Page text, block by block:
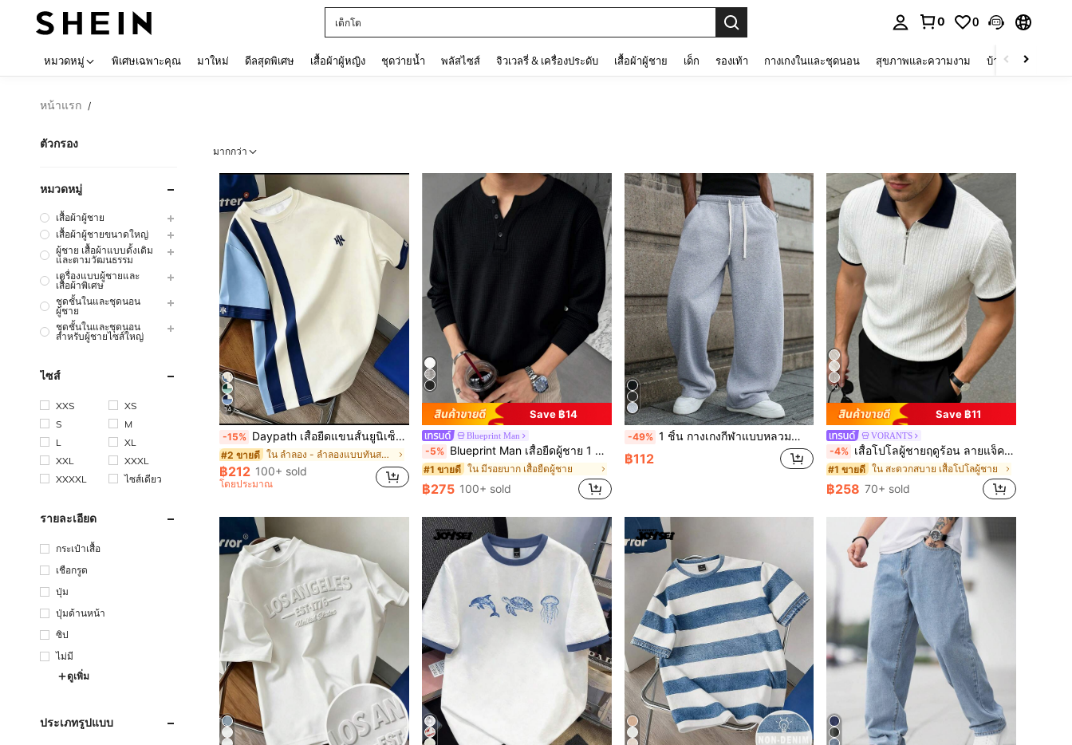
เด็กโต
0 0
หมวดหมู่ พิเศษเฉพาะคุณ มาใหม่ ดีลสุดพิเศษ เสื้อผ้าผู้หญิง ชุดว่ายน้ำ พลัสไซส์ จิวเวลรี่ & เครื่องประดับ เสื้อผ้าผู้ชาย เด็ก รองเท้า กางเกงในและชุดนอน สุขภาพและความงาม บ้านและที่อยู่อาศัย
หน้าแรก /
ตัวกรอง
หมวดหมู่
เสื้อผ้าผู้ชาย
เสื้อผ้าผู้ชายขนาดใหญ่
ผู้ชาย เสื้อผ้าแบบดั้งเดิม
และตามวัฒนธรรม
เครื่องแบบผู้ชายและ
เสื้อผ้าพิเศษ
ชุดชั้นในและชุดนอน
ผู้ชาย
ชุดชั้นในและชุดนอน
สำหรับผู้ชายไซส์ใหญ่
ไซส์
XXS
XS
S
M
L
XL
XXL
XXXL
XXXXL
ไซส์เดียว
รายละเอียด
กระเป๋าเสื้อ
เชือกรูด
ปุ่ม
ปุ่มด้านหน้า
ซิป
ไม่มี
ดูเพิ่ม
ประเภทรูปแบบ
มากกว่า
14
-15% Daypath เสื้อยืดแขนสั้นยูนิเซ็กซ์สไตล์ลำลอง สีบล็อก โลโก้ตัว H คอกลม สไตล์สปอร์ตอเนกประสงค์ สำหรับวันหยุด
#2 ขายดี ใน ลำลอง - ลำลองแบบทันสมัย เสื้อผู้ชาย
฿212 100+ sold
โดยประมาณ
Save ฿14
Blueprint Man
-5% Blueprint Man เสื้อยืดผู้ชาย 1 ชิ้น คอเฮนลีย์ ผ้าถักลายวาฟเฟิล คอวีเล็ก ทรงหลวม บาง ระบายอากาศได้ดี ใส่สบาย มีกระดุม สไตล์ Old Money ทรงยุโรป ไซส์ใหญ่กว่าปกติ กรุณาเลือกไซส์เล็กลงเพื่อให้พอดีขึ้น
#1 ขายดี ใน มีรอยบาก เสื้อยืดผู้ชาย
฿275 100+ sold
-49% 1 ชิ้น กางเกงกีฬาแบบหลวมสำหรับผู้ชาย ดีไซน์สีพื้นเรียบง่าย ขากว้าง เอวเชือกรูด กระเป๋าขนาดใหญ่ เหมาะสำหรับสวมใส่ประจำวัน เดิน ทำงาน กิจกรรมกลางแจ้ง ของขวัญวันพ่อที่สมบูรณ์แบบสำหรับพ่อ
฿112
10
Save ฿11
VORANTS
-4% เสื้อโปโลผู้ชายฤดูร้อน ลายแจ็คการ์ดพื้นผิว สีตัดกัน ซิปครึ่งตัว สไตล์ลำลองมินิมอล สไตล์สุภาพบุรุษอังกฤษแบบผู้ใหญ่ สมาร์ทแคชชวล
#1 ขายดี ใน สะดวกสบาย เสื้อโปโลผู้ชาย
฿258 70+ sold